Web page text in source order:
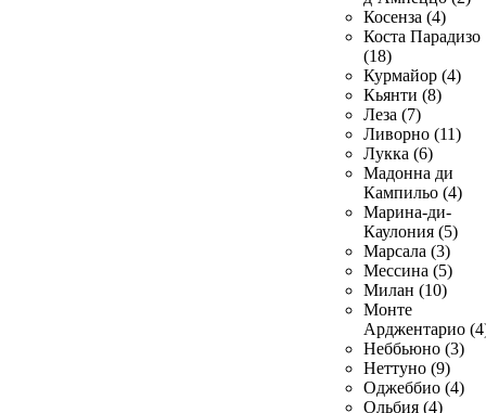
Косенза (4)
Коста Парадизо
(18)
Курмайор (4)
Кьянти (8)
Леза (7)
Ливорно (11)
Лукка (6)
Мадонна ди
Кампильо (4)
Марина-ди-
Каулония (5)
Марсала (3)
Мессина (5)
Милан (10)
Монте
Арджентарио
Неббьюно (3)
Неттуно (9)
Оджеббио (4)
Ольбия (4)